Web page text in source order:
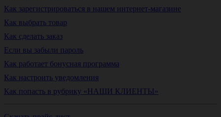
Как зарегистрироваться в нашем интернет-магазине
Как выбрать товар
Как сделать заказ
Если вы забыли пароль
Как работает бонусная программа
Как настроить уведомления
Как попасть в рубрику «НАШИ КЛИЕНТЫ»